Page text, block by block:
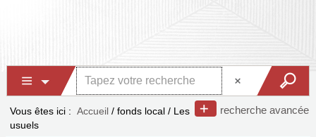
recherche avancée
Vous êtes ici : Accueil / fonds local / Les
usuels